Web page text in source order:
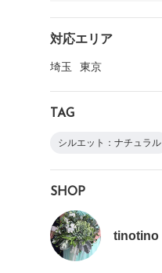
対応エリア
埼玉 東京
TAG
シルエット：ナチュラル
SHOP
tinotino